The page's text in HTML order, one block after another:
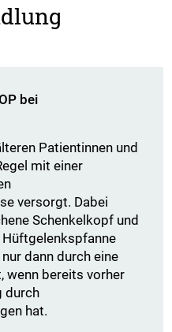
bei
Patientinnen und
mit einer
versorgt. Dabei
Schenkelkopf und
dann durch eine
wenn bereits vorher
durch
hat.